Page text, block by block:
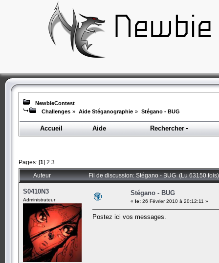
NewbieContest
Challenges » Aide Stéganographie » Stégano - BUG
Accueil Aide Rechercher
Pages: [1] 2 3
Auteur Fil de discussion: Stégano - BUG (Lu 63150 fois)
S0410N3
Administrateur
Stégano - BUG
« le: 26 Février 2010 à 20:12:11 »
Postez ici vos messages.